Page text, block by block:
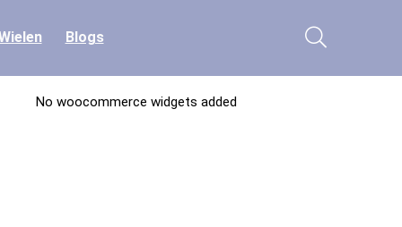
Blogs
No woocommerce widgets added